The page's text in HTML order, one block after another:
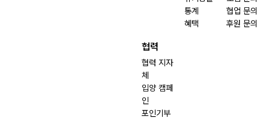
통계
혜택
협업 문의
후원 문의
협력
협력 지자
체
입양 캠페
인
포인기부